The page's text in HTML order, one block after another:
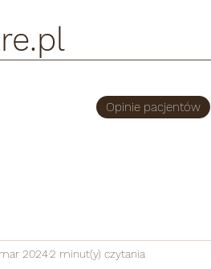
Opinie pacjentów
20242 minut(y) czytania